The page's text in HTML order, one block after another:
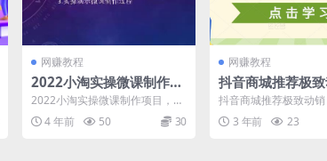
网赚教程
2022小淘实操微课制作项
目，项目月均收益一两万
2022小淘实操微课制作项目，项
目月均收益一两万 课程目录： 1.
项目介绍及成果...
4 年前 50 30
网赚教程
抖音商城推荐极致
七天打爆商城推
抖音小店不用直
视频、不囤货
抖音商城推荐极致动销
爆商城推荐流量，抖音
直播、不发视频、不囤
3 年前 23